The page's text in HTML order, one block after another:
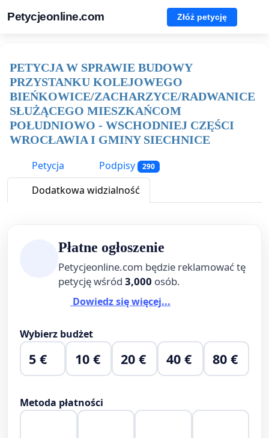
Petycjeonline.com Złóż petycję
PETYCJA W SPRAWIE BUDOWY
PRZYSTANKU KOLEJOWEGO
BIEŃKOWICE/ZACHARZYCE/RADWANICE
SŁUŻĄCEGO MIESZKAŃCOM
POŁUDNIOWO - WSCHODNIEJ CZĘŚCI
WROCŁAWIA I GMINY SIECHNICE
Petycja
Podpisy 290
Dodatkowa widzialność
Płatne ogłoszenie
Petycjeonline.com będzie reklamować tę
petycję wśród 3,000 osób.
Dowiedz się więcej...
Wybierz budżet
5 € 10 € 20 € 40 € 80 €
Metoda płatności